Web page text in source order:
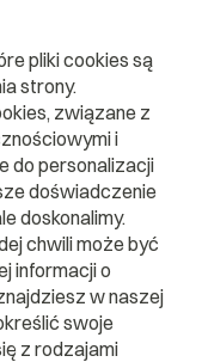
0 zł!
i naciśnij przycisk
Znajdź
zł.online 0,90 zł
pliki cookies są
strony.
związane z
i
do personalizacji
doświadczenie
doskonalimy.
chwili może być
informacji o
w naszej
swoje
z rodzajami